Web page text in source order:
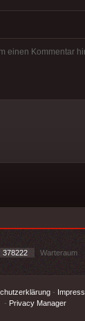
einen Kommentar
378222 Warteraum
-
- Privacy Manager